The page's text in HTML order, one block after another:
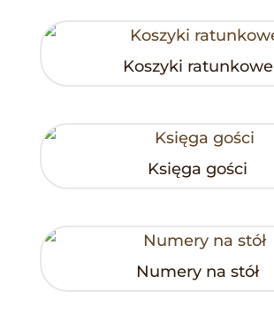
Koszyki ratunkowe
Księga gości
Numery na stół